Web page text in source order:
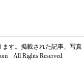
す。掲載された記事、写真
All Rights Reserved.